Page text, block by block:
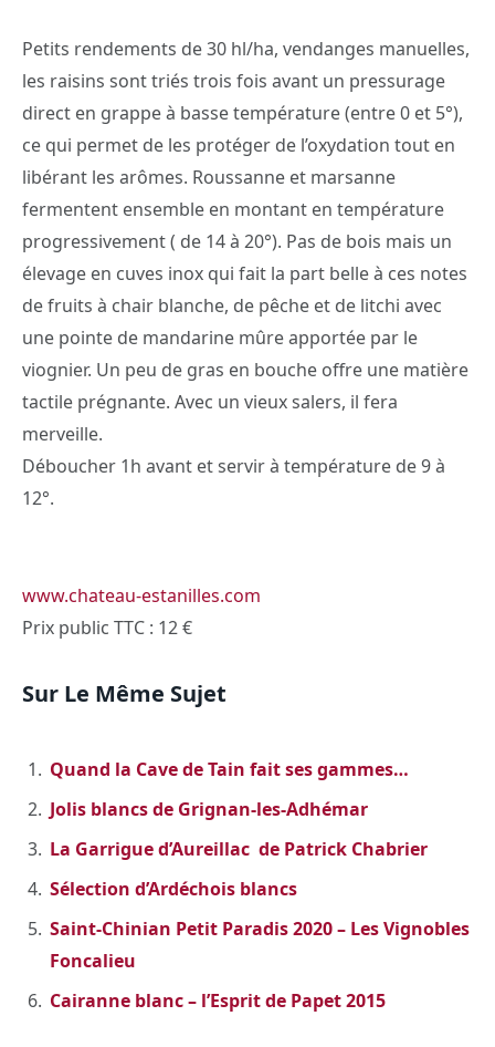
Petits rendements de 30 hl/ha, vendanges manuelles,
les raisins sont triés trois fois avant un pressurage
direct en grappe à basse température (entre 0 et 5°),
ce qui permet de les protéger de l’oxydation tout en
libérant les arômes. Roussanne et marsanne
fermentent ensemble en montant en température
progressivement ( de 14 à 20°). Pas de bois mais un
élevage en cuves inox qui fait la part belle à ces notes
de fruits à chair blanche, de pêche et de litchi avec
une pointe de mandarine mûre apportée par le
viognier. Un peu de gras en bouche offre une matière
tactile prégnante. Avec un vieux salers, il fera
merveille.
Déboucher 1h avant et servir à température de 9 à
12°.
www.chateau-estanilles.com
Prix public TTC : 12 €
Sur Le Même Sujet
Quand la Cave de Tain fait ses gammes…
Jolis blancs de Grignan-les-Adhémar
La Garrigue d’Aureillac de Patrick Chabrier
Sélection d’Ardéchois blancs
Saint-Chinian Petit Paradis 2020 – Les Vignobles
Foncalieu
Cairanne blanc – l’Esprit de Papet 2015